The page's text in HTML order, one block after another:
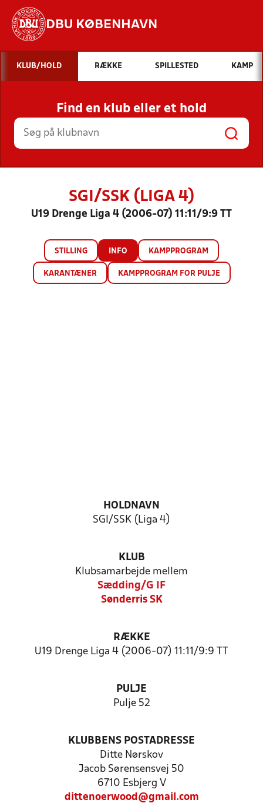
DBU KØBENHAVN
Hvad vil du søge efter?
INDHOLD OG NYHEDER
STILLINGER, RESULTATER, KLUBBER OG
HOLD
KLUB/HOLD RÆKKE SPILLESTED KAMP
Find en klub eller et hold
SGI/SSK (LIGA 4)
U19 Drenge Liga 4 (2006-07) 11:11/9:9 TT
STILLING INFO KAMPPROGRAM
KARANTÆNER KAMPPROGRAM FOR PULJE
HOLDNAVN
SGI/SSK (Liga 4)
KLUB
Klubsamarbejde mellem
Sædding/G IF
Sønderris SK
RÆKKE
U19 Drenge Liga 4 (2006-07) 11:11/9:9 TT
PULJE
Pulje 52
KLUBBENS POSTADRESSE
Ditte Nørskov
Jacob Sørensensvej 50
6710 Esbjerg V
dittenoerwood@gmail.com